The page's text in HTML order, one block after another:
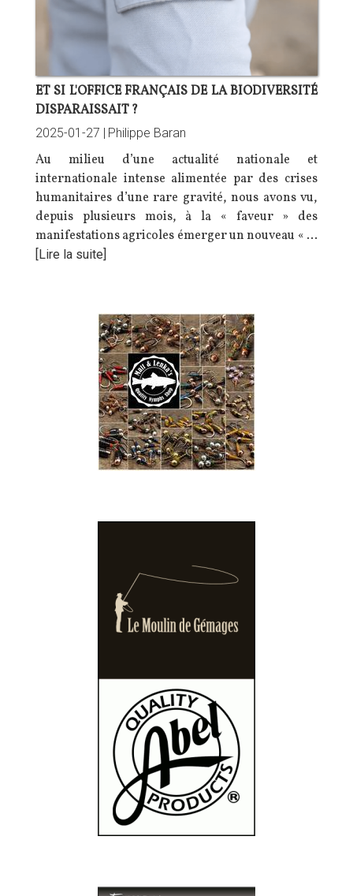
ET SI L'OFFICE FRANÇAIS DE LA BIODIVERSITÉ
DISPARAISSAIT ?
2025-01-27 | Philippe Baran
Au milieu d’une actualité nationale et
internationale intense alimentée par des crises
humanitaires d’une rare gravité, nous avons vu,
depuis plusieurs mois, à la « faveur » des
manifestations agricoles émerger un nouveau « …
[Lire la suite]